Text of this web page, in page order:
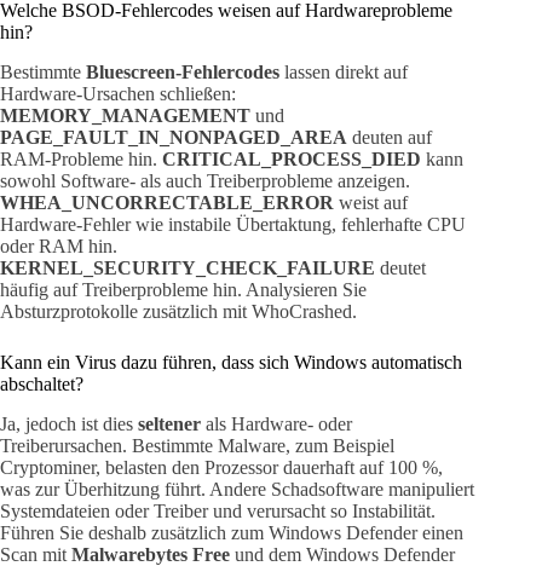
Welche BSOD-Fehlercodes weisen auf Hardwareprobleme
hin?
Bestimmte Bluescreen-Fehlercodes lassen direkt auf
Hardware-Ursachen schließen:
MEMORY_MANAGEMENT und
PAGE_FAULT_IN_NONPAGED_AREA deuten auf
RAM-Probleme hin. CRITICAL_PROCESS_DIED kann
sowohl Software- als auch Treiberprobleme anzeigen.
WHEA_UNCORRECTABLE_ERROR weist auf
Hardware-Fehler wie instabile Übertaktung, fehlerhafte CPU
oder RAM hin.
KERNEL_SECURITY_CHECK_FAILURE deutet
häufig auf Treiberprobleme hin. Analysieren Sie
Absturzprotokolle zusätzlich mit WhoCrashed.
Kann ein Virus dazu führen, dass sich Windows automatisch
abschaltet?
Ja, jedoch ist dies seltener als Hardware- oder
Treiberursachen. Bestimmte Malware, zum Beispiel
Cryptominer, belasten den Prozessor dauerhaft auf 100 %,
was zur Überhitzung führt. Andere Schadsoftware manipuliert
Systemdateien oder Treiber und verursacht so Instabilität.
Führen Sie deshalb zusätzlich zum Windows Defender einen
Scan mit Malwarebytes Free und dem Windows Defender